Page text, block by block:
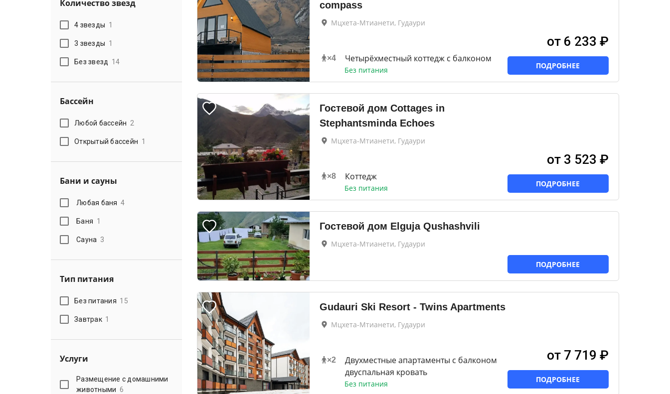
Количество звезд
4 звезды 1
3 звезды 1
Без звезд 14
Бассейн
Любой бассейн 2
Открытый бассейн 1
Бани и сауны
Любая баня 4
Баня 1
Сауна 3
Тип питания
Без питания 15
Завтрак 1
Услуги
Размещение с домашними
животными 6
compass
Мцхета-Мтианети, Гудаури
×4 Четырёхместный коттедж с балконом
Без питания
от 6 233 ₽
ПОДРОБНЕЕ
Гостевой дом Cottages in
Stephantsminda Echoes
Мцхета-Мтианети, Гудаури
×8 Коттедж
Без питания
от 3 523 ₽
ПОДРОБНЕЕ
Гостевой дом Elguja Qushashvili
Мцхета-Мтианети, Гудаури
ПОДРОБНЕЕ
Gudauri Ski Resort - Twins Apartments
Мцхета-Мтианети, Гудаури
×2
Двухместные апартаменты с балконом
двуспальная кровать
Без питания
от 7 719 ₽
ПОДРОБНЕЕ